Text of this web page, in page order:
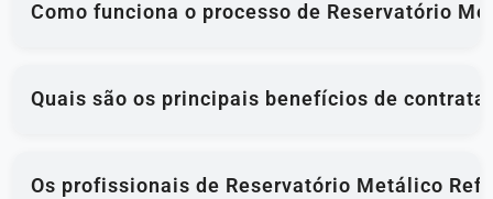
Como funciona o processo de Reservatório
Quais são os principais benefícios de
Os profissionais de Reservatório Metálico